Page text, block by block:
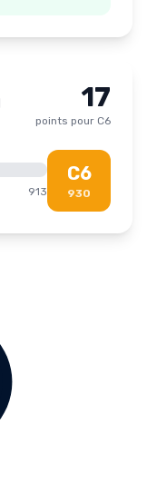
17
points pour C6
913
C6
930